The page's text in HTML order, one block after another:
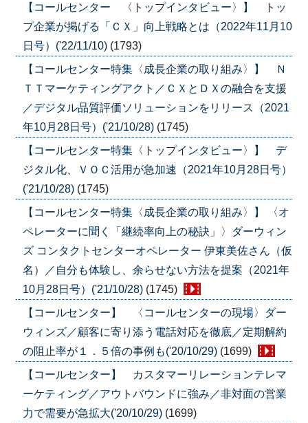
【コールセンター 〈トップインタビュー〉】 トッ
プ企業が掲げる「ＣＸ」向上戦略とは（2022年11月10
日号）('22/11/10) (1793)
【コールセンター特集〈成長企業の取り組み〉】 Ｎ
ＴＴマーケティングアクト／ＣＸとＤＸの融合を支援
／デジタル品質評価ソリューションをリリース（2021
年10月28日号）('21/10/28) (1745)
【コールセンター特集〈トップインタビュー〉】 デ
ジタル化、ＶＯＣ活用が急加速（2021年10月28日号）
('21/10/28) (1745)
【コールセンター特集〈成長企業の取り組み〉】 〈オ
ペレーターに聞く「継続率向上の秘訣」〉ダーウィン
ズ コンタクトセンターオペレーター 伊東美佐さん（仮
名）／自分も体験し、余らせない方法を提案（2021年
10月28日号）('21/10/28) (1745)
【コールセンター】 〈コールセンターの現場〉ダー
ウィンズ／顧客に寄り添う電話対応を徹底／定期解約
の阻止率が１．５倍の事例も('20/10/29) (1699)
【コールセンター】 カスタマーリレーションテレマ
ーケティング／アウトバウンドに強み／非対面の営業
力で需要が急拡大('20/10/29) (1699)